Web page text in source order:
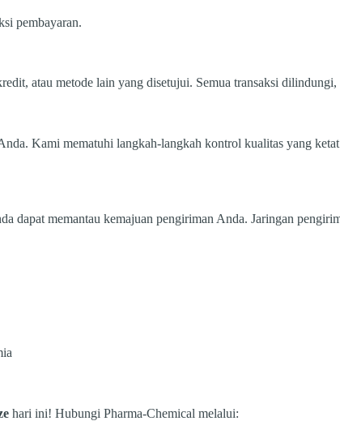
pembayaran.
atau metode lain yang disetujui. Semua transaksi
Kami mematuhi langkah-langkah kontrol kualitas yang
dapat memantau kemajuan pengiriman Anda. Jaringan
hari ini! Hubungi Pharma-Chemical melalui: